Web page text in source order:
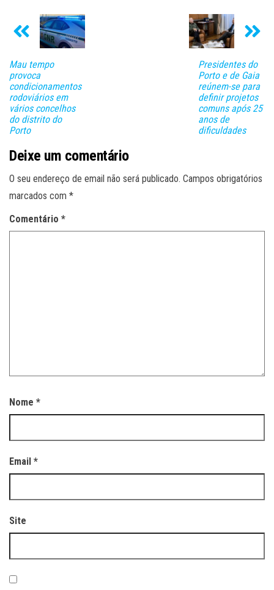
Mau tempo
provoca
condicionamentos
rodoviários em
vários concelhos
do distrito do
Porto
Presidentes do
Porto e de Gaia
reúnem-se para
definir projetos
comuns após 25
anos de
dificuldades
Deixe um comentário
O seu endereço de email não será publicado. Campos obrigatórios
marcados com *
Comentário *
Nome *
Email *
Site